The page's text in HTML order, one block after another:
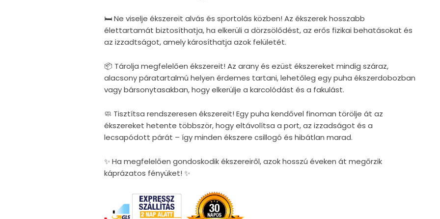
🛏 Ne viselje ékszereit alvás és sportolás közben! Az ékszerek hosszabb
élettartamát biztosíthatja, ha elkerüli a dörzsölődést, az erős fizikai behatásokat és
az izzadtságot, amely károsíthatja azok felületét.
📦 Tárolja megfelelően ékszereit! Az arany és ezüst ékszereket mindig száraz,
alacsony páratartalmú helyen érdemes tartani, lehetőleg egy puha ékszerdobozban
vagy bársonytasakban, hogy elkerülje a karcolódást és a fakulást.
🧼 Tisztítsa rendszeresen ékszereit! Egy puha kendővel finoman törölje át az
ékszereket hetente többször, hogy eltávolítsa a port, az izzadságot és a
lecsapódott párát – így minden ékszere csillogó és hibátlan marad.
✨ Ha megfelelően gondoskodik ékszereiről, azok hosszú éveken át megőrzik
káprázatos fényüket! ✨